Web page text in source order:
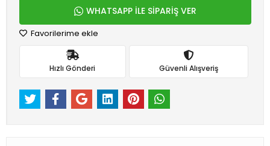
WHATSAPP İLE SİPARİŞ VER
Favorilerime ekle
Hızlı Gönderi Güvenli Alışveriş